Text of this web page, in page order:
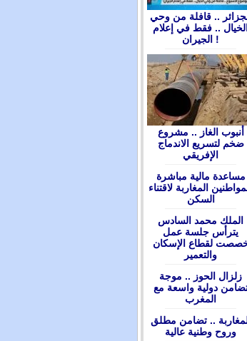
.. قافلة من وحي
الخيال .. فقط في إعلام
الجيران !
أنبوب الغاز .. مشروع
ضخم لتسريع الاندماج
الإفريقي
مساعدة مالية مباشرة
المغاربة لاقتناء
السكن
الملك محمد السادس
يترأس جلسة عمل
لقطاع الإسكان
والتعمير
زلزال الحوز .. موجة
دولية واسعة مع
المغرب
.. تضامن مطلق
وروح وطنية عالية